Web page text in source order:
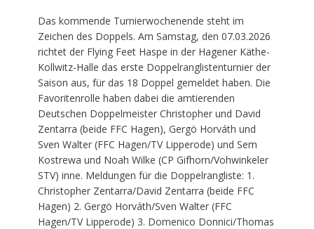
Das kommende Turnierwochenende steht im
Zeichen des Doppels. Am Samstag, den 07.03.2026
richtet der Flying Feet Haspe in der Hagener Käthe-
Kollwitz-Halle das erste Doppelranglistenturnier der
Saison aus, für das 18 Doppel gemeldet haben. Die
Favoritenrolle haben dabei die amtierenden
Deutschen Doppelmeister Christopher und David
Zentarra (beide FFC Hagen), Gergö Horváth und
Sven Walter (FFC Hagen/TV Lipperode) und Sem
Kostrewa und Noah Wilke (CP Gifhorn/Vohwinkeler
STV) inne. Meldungen für die Doppelrangliste: 1.
Christopher Zentarra/David Zentarra (beide FFC
Hagen) 2. Gergö Horváth/Sven Walter (FFC
Hagen/TV Lipperode) 3. Domenico Donnici/Thomas